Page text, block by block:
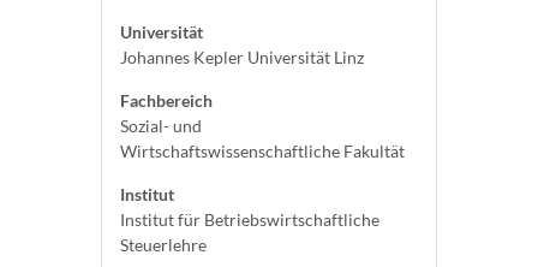
Universität
Johannes Kepler Universität Linz
Fachbereich
Sozial- und
Wirtschaftswissenschaftliche Fakultät
Institut
Institut für Betriebswirtschaftliche
Steuerlehre